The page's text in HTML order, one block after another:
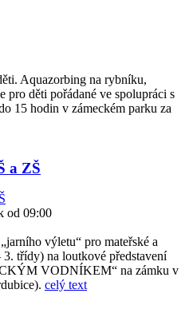
Aquazorbing na rybníku,
pro děti pořádané ve spolupráci s
15 hodin v zámeckém parku za
a ZŠ
od 09:00
výletu“ pro mateřské a
třídy) na loutkové představení
VODNÍKEM“ na zámku v
celý text